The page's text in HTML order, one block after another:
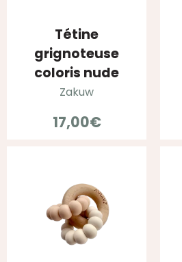
Tétine
grignoteuse
coloris nude
Zakuw
17,00€